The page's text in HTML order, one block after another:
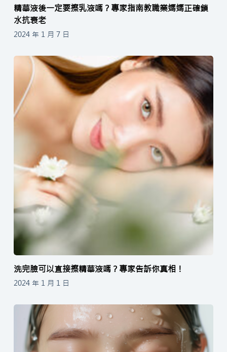
精華液後一定要擦乳液嗎？專家指南教職業媽媽正確鎖
水抗衰老
2024 年 1 月 7 日
洗完臉可以直接擦精華液嗎？專家告訴你真相！
2024 年 1 月 1 日